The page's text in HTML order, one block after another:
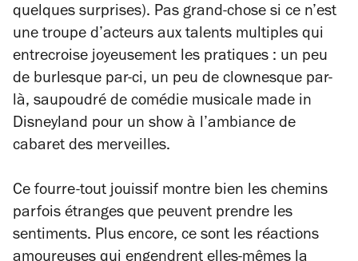
quelques surprises). Pas grand-chose si ce n’est
une troupe d’acteurs aux talents multiples qui
entrecroise joyeusement les pratiques : un peu
de burlesque par-ci, un peu de clownesque par-
là, saupoudré de comédie musicale made in
Disneyland pour un show à l’ambiance de
cabaret des merveilles.
Ce fourre-tout jouissif montre bien les chemins
parfois étranges que peuvent prendre les
sentiments. Plus encore, ce sont les réactions